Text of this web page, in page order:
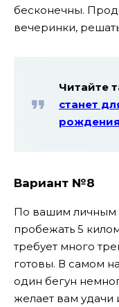
бесконечны.
вечеринки,
Читайте
станет
Вариант №8
По вашим личным
пробежать 5
требует много
готовы. В самом
один бегун
желает вам удачи